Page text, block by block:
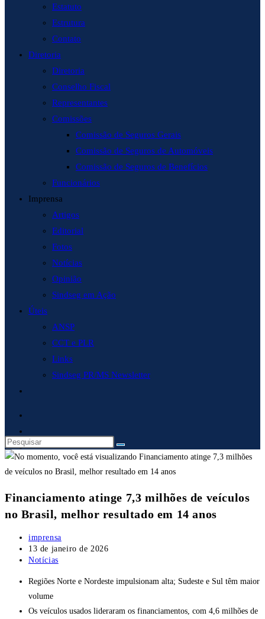
Estatuto
Estrutura
Contato
Diretoria
Diretoria
Conselho Fiscal
Representantes
Comissões
Comissão de Seguros Gerais
Comissão de Seguros de Automóveis
Comissão de Seguros de Benefícios
Funcionários
Imprensa
Artigos
Editorial
Fotos
Notícias
Opinião
Sindseg em Ação
Úteis
ANSP
CCT e PLR
Links
Sindseg PR/MS Newsletter
site
Financiamento atinge 7,3 milhões de veículos
no Brasil, melhor resultado em 14 anos
Autor
do
post:
imprensa
Post
publicado:
13 de janeiro de 2026
Categoria
post:
Notícias
Regiões Norte e Nordeste impulsionam alta; Sudeste e Sul têm maior
volume
Os veículos usados lideraram os financiamentos, com 4,6 milhões de